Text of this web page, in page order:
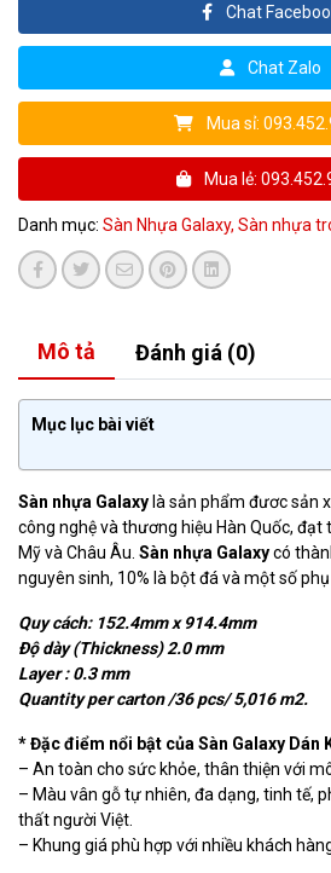
Chat
Chat Zalo
Mua sỉ:
Mua lẻ:
Danh mục: Sàn Nhựa Galaxy, Sàn nhựa
Mô tả Đánh giá (0)
Mục lục bài viết
Sàn nhựa Galaxy là sản phẩm đươc sản
công nghệ và thương hiệu Hàn Quốc,
Mỹ và Châu Âu. Sàn nhựa Galaxycó
nguyên sinh, 10% là bột đá và một số phụ
Quy cách: 152.4mm x 914.4mm
Độ dày (Thickness) 2.0 mm
Layer : 0.3 mm
Quantity per carton /36 pcs/ 5,016 m2.
* Đặc điểm nổi bật của Sàn Galaxy Dán
– An toàn cho sức khỏe, thân thiện với
– Màu vân gỗ tự nhiên, đa dạng, tinh tế,
thất người Việt.
– Khung giá phù hợp với nhiều khách